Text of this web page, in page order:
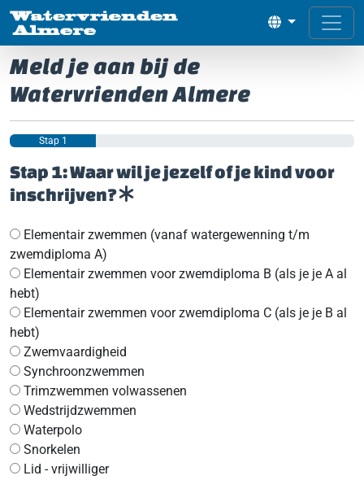
Meld je aan bij de
Watervrienden Almere
Stap 1
Stap 1: Waar wil je jezelf of je kind voor
inschrijven?
Elementair zwemmen (vanaf watergewenning t/m
zwemdiploma A)
Elementair zwemmen voor zwemdiploma B (als je je A al
hebt)
Elementair zwemmen voor zwemdiploma C (als je je B al
hebt)
Zwemvaardigheid
Synchroonzwemmen
Trimzwemmen volwassenen
Wedstrijdzwemmen
Waterpolo
Snorkelen
Lid - vrijwilliger